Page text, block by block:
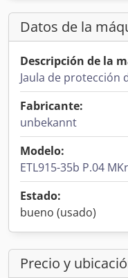
Datos de la
Descripción de la
Jaula de protección
Fabricante:
unbekannt
Modelo:
ETL915-35b P.04
Estado:
bueno (usado)
Precio y